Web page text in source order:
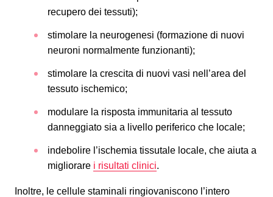
recupero dei tessuti);
stimolare la neurogenesi (formazione di nuovi
neuroni normalmente funzionanti);
stimolare la crescita di nuovi vasi nell’area del
tessuto ischemico;
modulare la risposta immunitaria al tessuto
danneggiato sia a livello periferico che locale;
indebolire l’ischemia tissutale locale, che aiuta a
migliorare i risultati clinici.
Inoltre, le cellule staminali ringiovaniscono l’intero